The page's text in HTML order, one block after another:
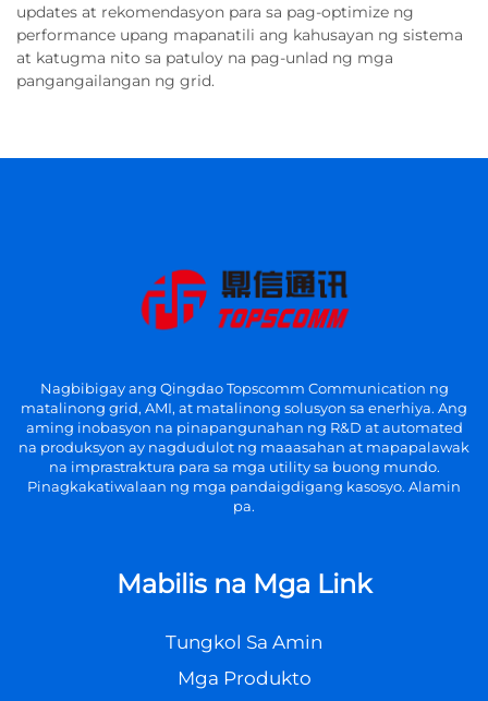
updates at rekomendasyon para sa pag-optimize ng
performance upang mapanatili ang kahusayan ng sistema
at katugma nito sa patuloy na pag-unlad ng mga
pangangailangan ng grid.
Nagbibigay ang Qingdao Topscomm Communication ng
matalinong grid, AMI, at matalinong solusyon sa enerhiya. Ang
aming inobasyon na pinapangunahan ng R&D at automated
na produksyon ay nagdudulot ng maaasahan at mapapalawak
na imprastraktura para sa mga utility sa buong mundo.
Pinagkakatiwalaan ng mga pandaigdigang kasosyo. Alamin
pa.
Mabilis na Mga Link
Tungkol Sa Amin
Mga Produkto